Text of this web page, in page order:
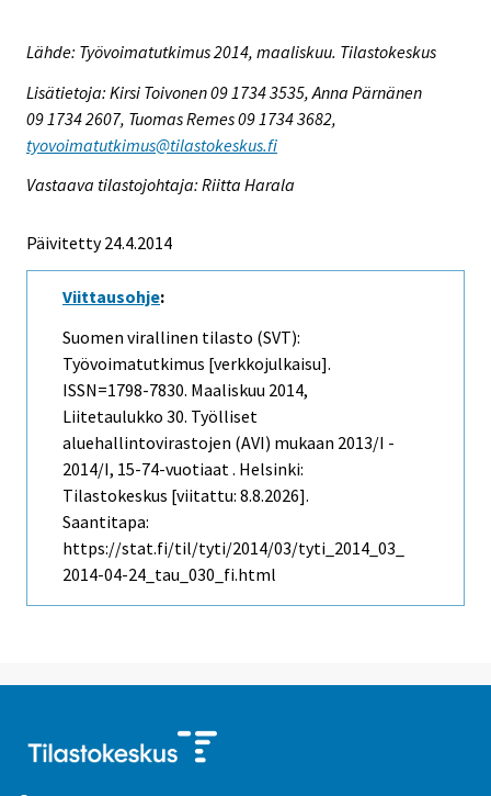
Lähde: Työvoimatutkimus 2014, maaliskuu. Tilastokeskus
Lisätietoja: Kirsi Toivonen 09 1734 3535, Anna Pärnänen
09 1734 2607, Tuomas Remes 09 1734 3682,
tyovoimatutkimus@tilastokeskus.fi
Vastaava tilastojohtaja: Riitta Harala
Päivitetty 24.4.2014
Viittausohje:
Suomen virallinen tilasto (SVT):
Työvoimatutkimus [verkkojulkaisu].
ISSN=1798-7830. Maaliskuu 2014,
Liitetaulukko 30. Työlliset
aluehallintovirastojen (AVI) mukaan 2013/I -
2014/I, 15-74-vuotiaat . Helsinki:
Tilastokeskus [viitattu: 8.8.2026].
Saantitapa:
https://stat.fi/til/tyti/2014/03/tyti_2014_03_
2014-04-24_tau_030_fi.html